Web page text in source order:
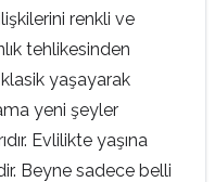
renkli ve
tehlikesinden
yaşayarak
yeni şeyler
Evlilikte yaşına
Beyne sadece belli